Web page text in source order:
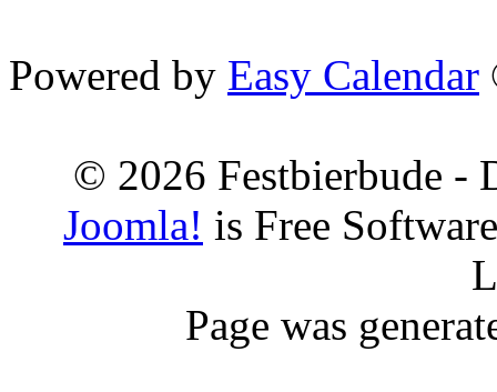
Powered by Easy Calendar
© 2026 Festbierbude -
Joomla! is Free
Page was